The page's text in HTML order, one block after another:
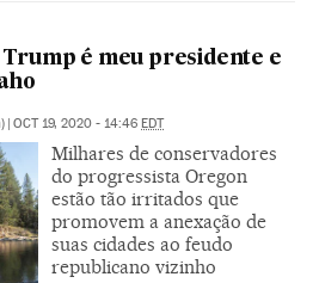
Trump é meu presidente e
| OCT 19, 2020 - 14:46 EDT
Milhares de conservadores
do progressista Oregon
estão tão irritados que
promovem a anexação de
suas cidades ao feudo
republicano vizinho